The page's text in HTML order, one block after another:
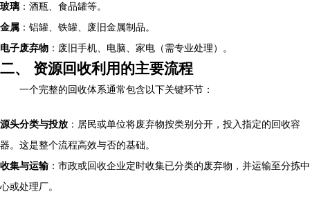
玻璃 ：酒瓶、食品罐等。
金属 ：铝罐、铁罐、废旧金属制品。
电子废弃物 ：废旧手机、电脑、家电（需专业处理）。
二、 资源回收利用的主要流程
一个完整的回收体系通常包含以下关键环节：
源头分类与投放 ：居民或单位将废弃物按类别分开，投入指定的回收容
器。这是整个流程高效与否的基础。
收集与运输 ：市政或回收企业定时收集已分类的废弃物，并运输至分拣中
心或处理厂。